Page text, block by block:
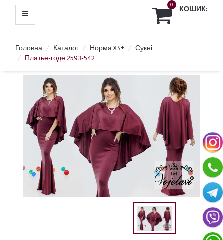
0 КОШИК:
Головна Каталог Норма XS+
Сукні
Платье-годе 2593-542